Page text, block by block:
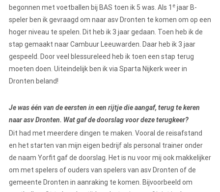
begonnen met voetballen bij BAS toen ik 5 was. Als 1 e jaar B-
speler ben ik gevraagd om naar asv Dronten te komen om op een
hoger niveau te spelen. Dit heb ik 3 jaar gedaan. Toen heb ik de
stap gemaakt naar Cambuur Leeuwarden. Daar heb ik 3 jaar
gespeeld. Door veel blessureleed heb ik toen een stap terug
moeten doen. Uiteindelijk ben ik via Sparta Nijkerk weer in
Dronten beland!
Je was één van de eersten in een rijtje die aangaf, terug te keren
naar asv Dronten. Wat gaf de doorslag voor deze terugkeer?
Dit had met meerdere dingen te maken. Vooral de reisafstand
en het starten van mijn eigen bedrijf als personal trainer onder
de naam Yorfit gaf de doorslag. Het is nu voor mij ook makkelijker
om met spelers of ouders van spelers van asv Dronten of de
gemeente Dronten in aanraking te komen. Bijvoorbeeld om